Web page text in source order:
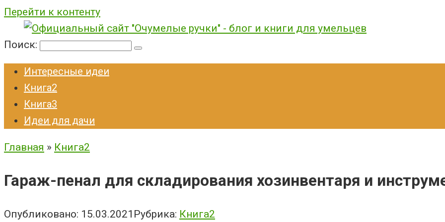
Перейти к контенту
Поиск:
Интересные идеи
Книга2
Книга3
Идеи для дачи
Главная » Книга2
Гараж-пенал для складирования хозинвентаря и
Опубликовано: 15.03.2021 Рубрика: Книга2